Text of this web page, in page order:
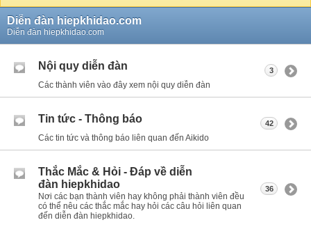
Diễn đàn hiepkhidao.com
Diễn đàn hiepkhidao.com
Nội quy diễn đàn
Các thành viên vào đây xem nội quy diễn đàn
3
Tin tức - Thông báo
Các tin tức và thông báo liên quan đến Aikido
42
Thắc Mắc & Hỏi - Đáp về diễn
đàn hiepkhidao
Nơi các bạn thành viên hay không phải thành viên đều
có thể nêu các thắc mắc hay hỏi các câu hỏi liên quan
đến diễn đàn hiepkhidao.
36